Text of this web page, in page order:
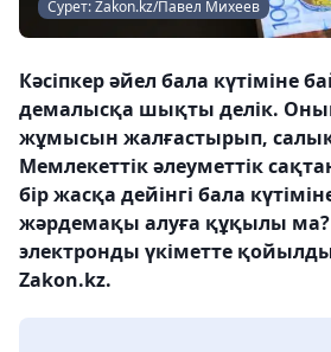
Сурет: Zakon.kz/Павел Михеев
Кәсіпкер әйел бала күтіміне
демалысқа шықты делік.
жұмысын жалғастырып, салық
Мемлекеттік әлеуметтік
бір жасқа дейінгі бала
жәрдемақы алуға құқылы ма?
электронды үкіметте
Zakon.kz.